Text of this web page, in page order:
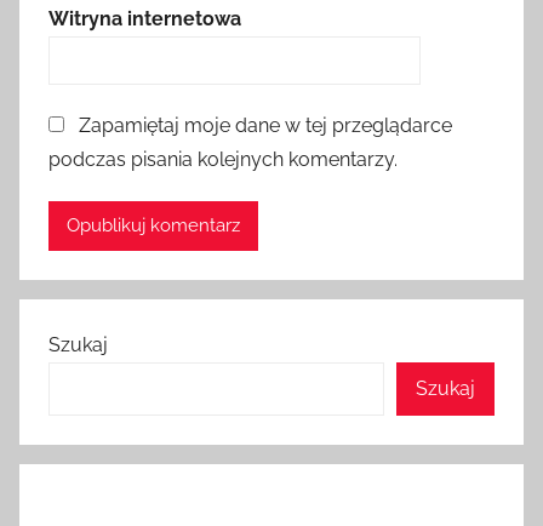
Witryna internetowa
Zapamiętaj moje dane w tej przeglądarce
podczas pisania kolejnych komentarzy.
Szukaj
Szukaj